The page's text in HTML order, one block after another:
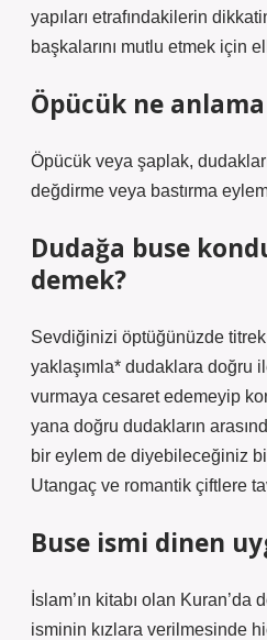
yapıları etrafındakilerin
başkalarını mutlu etmek için
Öpücük ne
Öpücük veya şaplak,
değdirme veya bastırma
Dudağa buse
demek?
Sevdiğinizi öptüğünüzde
yaklaşımla* dudaklara doğru
vurmaya cesaret edemeyip
yana doğru dudakların
bir eylem de diyebileceğiniz
Utangaç ve romantik çiftlere
Buse ismi dinen
İslam’ın kitabı olan
isminin kızlara verilmesinde